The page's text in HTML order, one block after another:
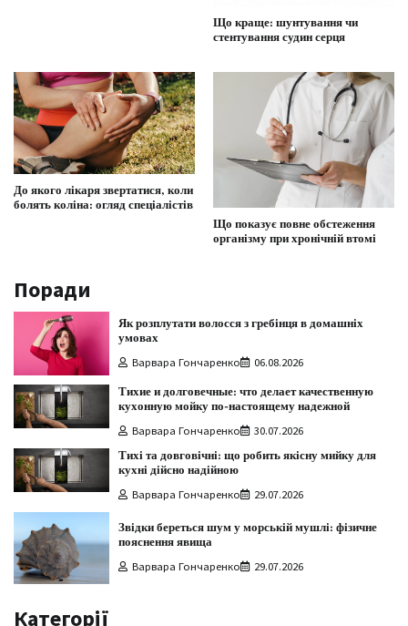
Що краще: шунтування чи
стентування судин серця
До якого лікаря звертатися, коли
болять коліна: огляд спеціалістів
Що показує повне обстеження
організму при хронічній втомі
Поради
Як розплутати волосся з гребінця в домашніх
умовах
Варвара Гончаренко 06.08.2026
Тихие и долговечные: что делает качественную
кухонную мойку по-настоящему надежной
Варвара Гончаренко 30.07.2026
Тихі та довговічні: що робить якісну мийку для
кухні дійсно надійною
Варвара Гончаренко 29.07.2026
Звідки береться шум у морській мушлі: фізичне
пояснення явища
Варвара Гончаренко 29.07.2026
Категорії